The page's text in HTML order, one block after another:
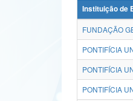
Instituição de
FUNDAÇÃO
PONTIFÍCIA
PONTIFÍCIA
PONTIFÍCIA